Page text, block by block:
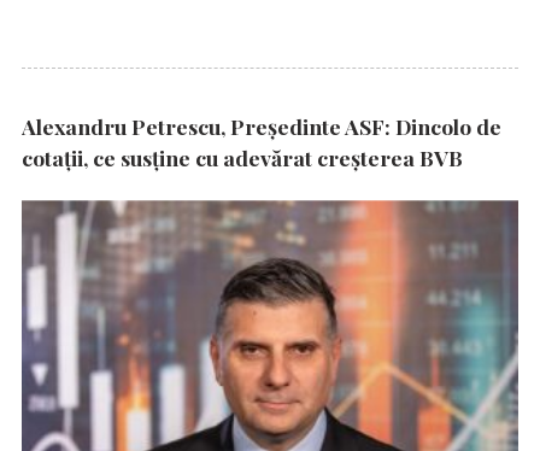
Alexandru Petrescu, Președinte ASF: Dincolo de
cotații, ce susține cu adevărat creșterea BVB